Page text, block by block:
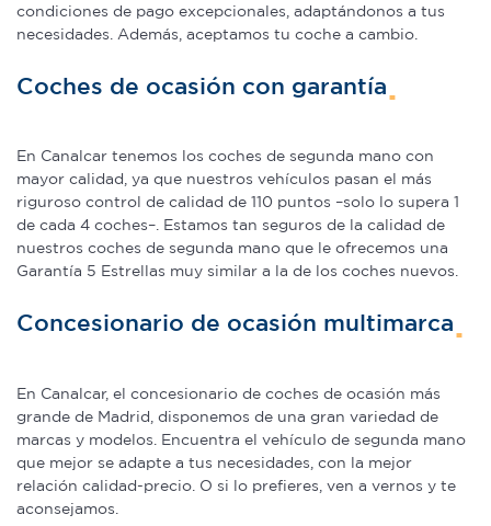
condiciones de pago excepcionales, adaptándonos a tus
necesidades. Además, aceptamos tu coche a cambio.
Coches de ocasión con garantía
En Canalcar tenemos los coches de segunda mano con
mayor calidad, ya que nuestros vehículos pasan el más
riguroso control de calidad de 110 puntos –solo lo supera 1
de cada 4 coches–. Estamos tan seguros de la calidad de
nuestros coches de segunda mano que le ofrecemos una
Garantía 5 Estrellas muy similar a la de los coches nuevos.
Concesionario de ocasión multimarca
En Canalcar, el concesionario de coches de ocasión más
grande de Madrid, disponemos de una gran variedad de
marcas y modelos. Encuentra el vehículo de segunda mano
que mejor se adapte a tus necesidades, con la mejor
relación calidad-precio. O si lo prefieres, ven a vernos y te
aconsejamos.